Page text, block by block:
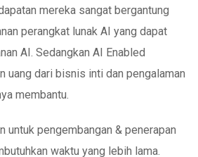
mereka sangat bergantung
perangkat lunak AI yang dapat
AI. Sedangkan AI Enabled
uang dari bisnis inti dan pengalaman
membantu.
untuk pengembangan & penerapan
waktu yang lebih lama.